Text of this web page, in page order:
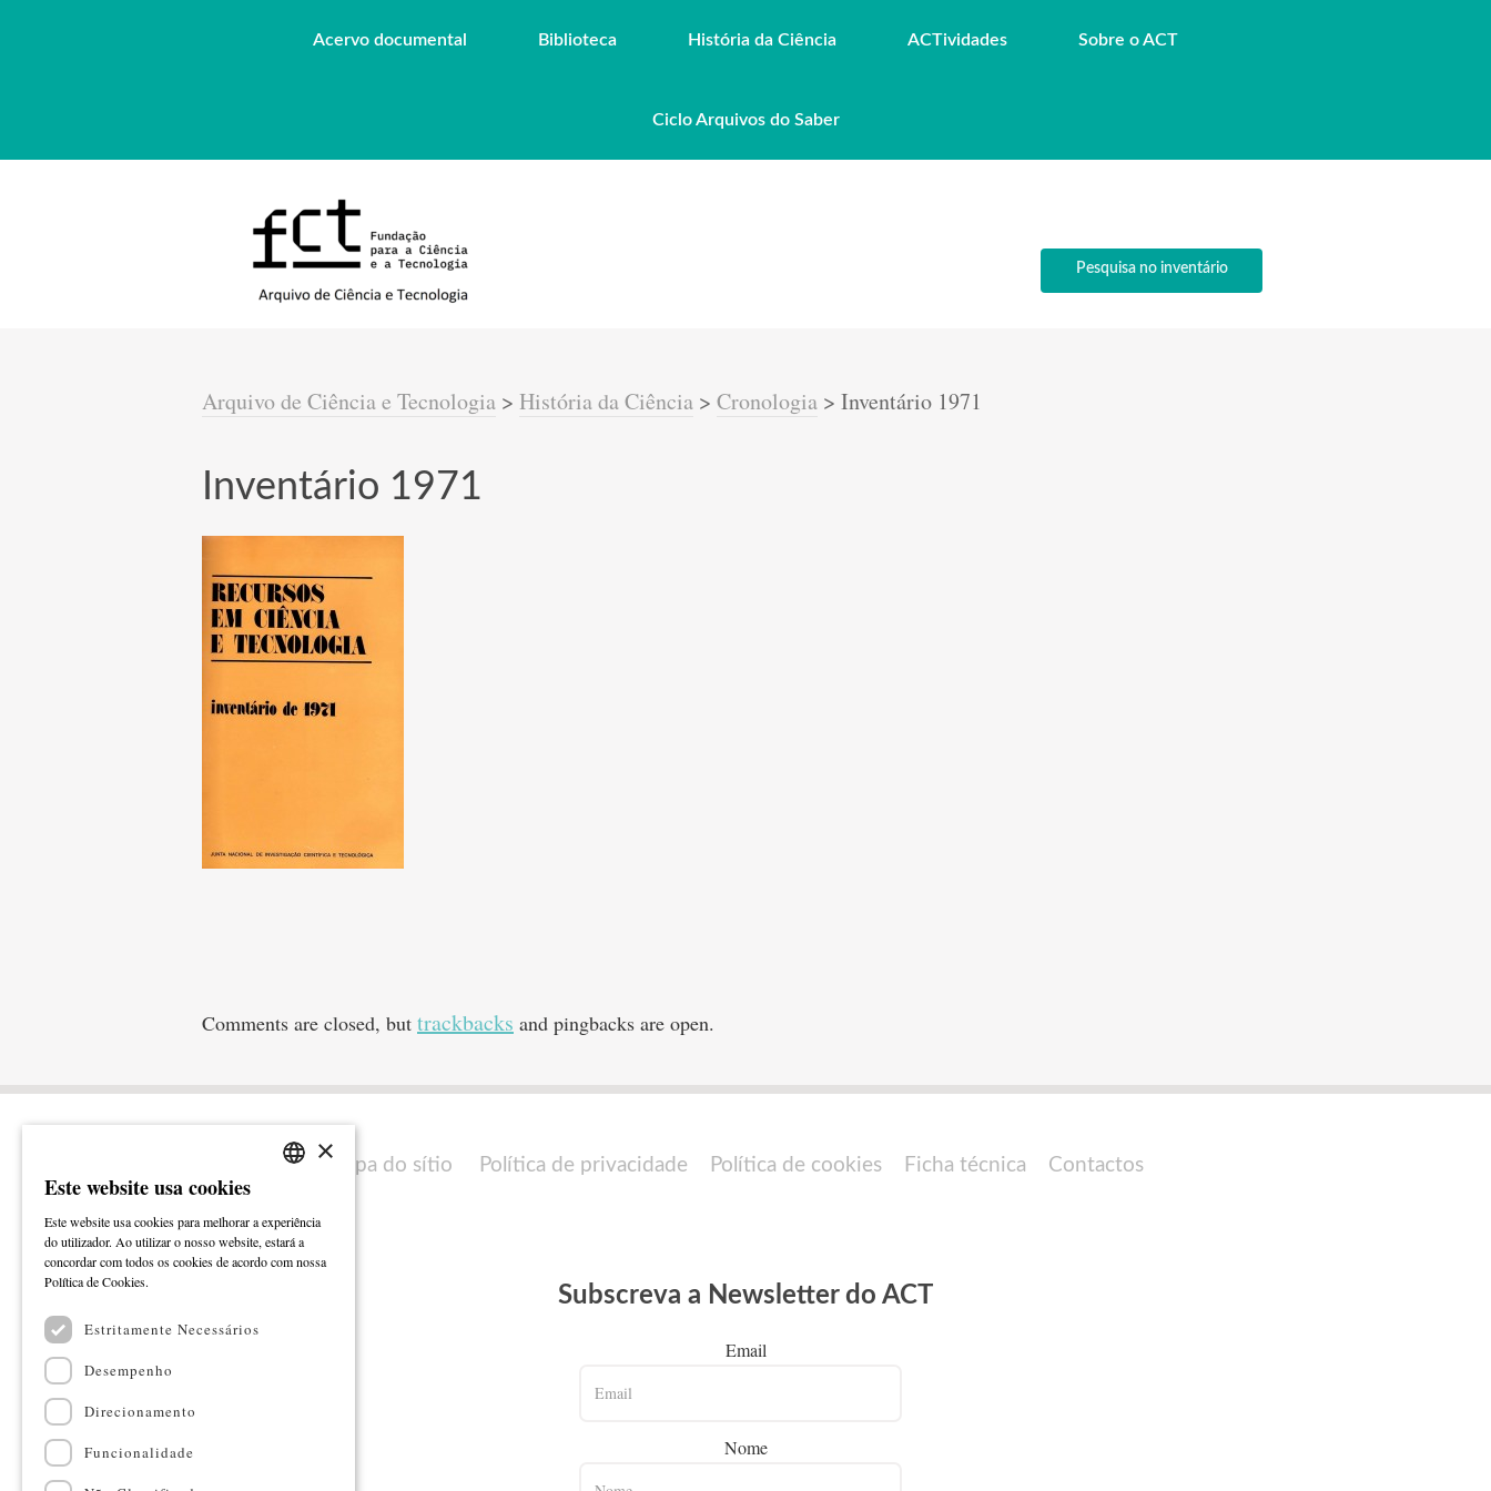
Acervo documental Biblioteca História da Ciência ACTividades Sobre o ACT
Ciclo Arquivos do Saber
Pesquisa no inventário
Arquivo de Ciência e Tecnologia > História da Ciência > Cronologia > Inventário 1971
Inventário 1971
Comments are closed, but trackbacks and pingbacks are open.
Mapa do sítio Política de privacidade Política de cookies Ficha técnica Contactos
Subscreva a Newsletter do ACT
Email
Nome
ENGLISH
×
Este website usa cookies
Este website usa cookies para melhorar a experiência
do utilizador. Ao utilizar o nosso website, estará a
concordar com todos os cookies de acordo com nossa
Política de Cookies.
Estritamente Necessários
Desempenho
Direcionamento
Funcionalidade